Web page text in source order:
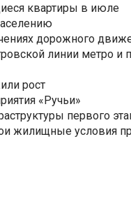
квартиры в июле
дорожного
линии метро и
рост
«Ручьи»
первого
жилищные условия